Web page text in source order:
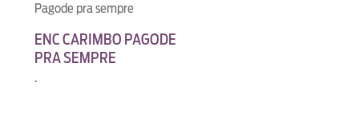
Pagode pra sempre
ENC CARIMBO PAGODE
PRA SEMPRE
.